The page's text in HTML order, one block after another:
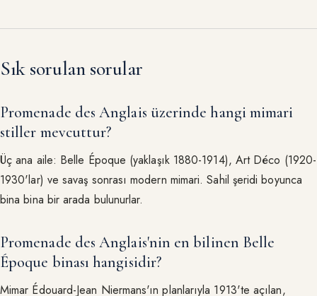
Sık sorulan sorular
Promenade des Anglais üzerinde hangi mimari
stiller mevcuttur?
Üç ana aile: Belle Époque (yaklaşık 1880-1914), Art Déco (1920-
1930'lar) ve savaş sonrası modern mimari. Sahil şeridi boyunca
bina bina bir arada bulunurlar.
Promenade des Anglais'nin en bilinen Belle
Époque binası hangisidir?
Mimar Édouard-Jean Niermans'ın planlarıyla 1913'te açılan,